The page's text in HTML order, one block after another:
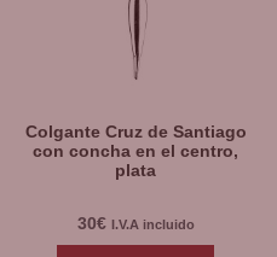
Colgante Cruz de Santiago
con concha en el centro,
plata
30€ I.V.A incluido